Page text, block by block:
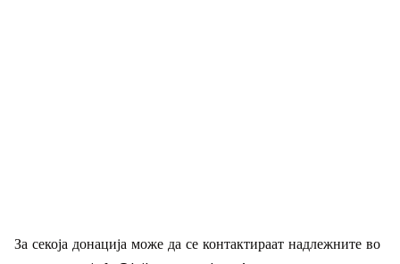
За секоја донација може да се контактираат надлежните во